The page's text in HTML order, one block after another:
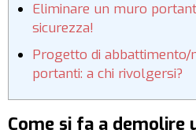
Eliminare un muro
sicurezza!
Progetto di abbattimento/
portanti: a chi rivolgersi?
Come si fa a demolire